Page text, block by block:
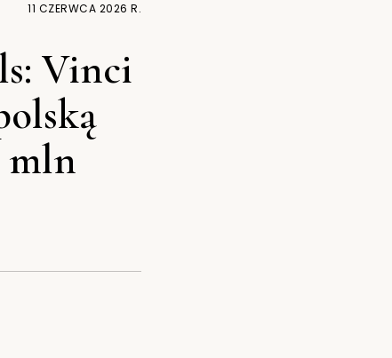
11 CZERWCA 2026 R.
Vinci
mln